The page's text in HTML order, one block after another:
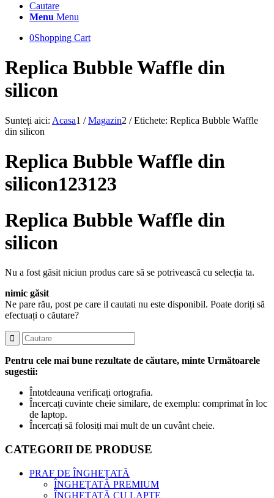
Cautare
Menu Menu
0Shopping Cart
Replica Bubble Waffle din
silicon​
Sunteți aici: Acasa1 / Magazin2 / Etichete: Replica Bubble Waffle
din silicon​
Replica Bubble Waffle din
silicon​123123
Replica Bubble Waffle din
silicon​
Nu a fost găsit niciun produs care să se potrivească cu selecția ta.
nimic găsit
Ne pare rău, post pe care il cautati nu este disponibil. Poate doriți să
efectuați o căutare?
Pentru cele mai bune rezultate de căutare, minte Următoarele
sugestii:
Întotdeauna verificați ortografia.
Încercați cuvinte cheie similare, de exemplu: comprimat în loc
de laptop.
Încercați să folosiți mai mult de un cuvânt cheie.
CATEGORII DE PRODUSE
PRAF DE ÎNGHEȚATĂ
ÎNGHEȚATĂ PREMIUM
ÎNGHEȚATĂ CU LAPTE